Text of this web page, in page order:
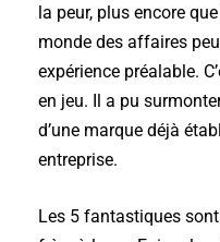
la peur, plus encore
monde des affaires
expérience préalable.
en jeu. Il a pu
d’une marque déjà
entreprise.
Les 5 fantastiques